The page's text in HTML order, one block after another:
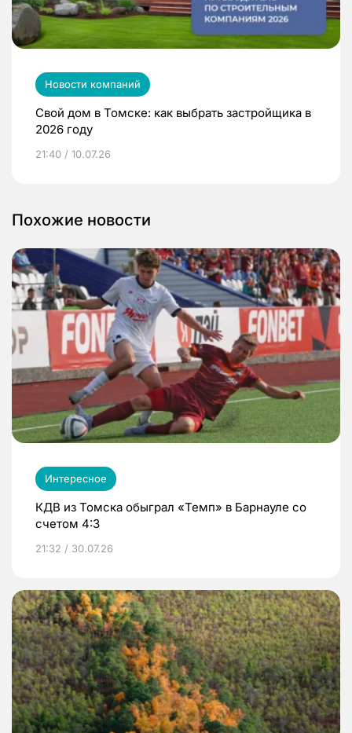
Новости компаний
Свой дом в Томске: как выбрать застройщика в
2026 году
21:40 / 10.07.26
Похожие новости
Интересное
КДВ из Томска обыграл «Темп» в Барнауле со
счетом 4:3
21:32 / 30.07.26